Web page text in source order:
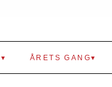
ÅRETS GANG